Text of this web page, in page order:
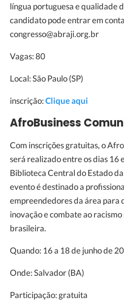
língua portuguesa e qualidade
candidato pode entrar em
congresso@abraji.org.br
Vagas: 80
Local: São Paulo (SP)
inscrição:Clique aqui
AfroBusiness
Com inscrições gratuitas, o
será realizado entre os dias 16
Biblioteca Central do Estado
evento é destinado a
empreendedores da área para
inovação e combate ao
brasileira.
Quando: 16 a 18 de junho de
Onde: Salvador (BA)
Participação: gratuita